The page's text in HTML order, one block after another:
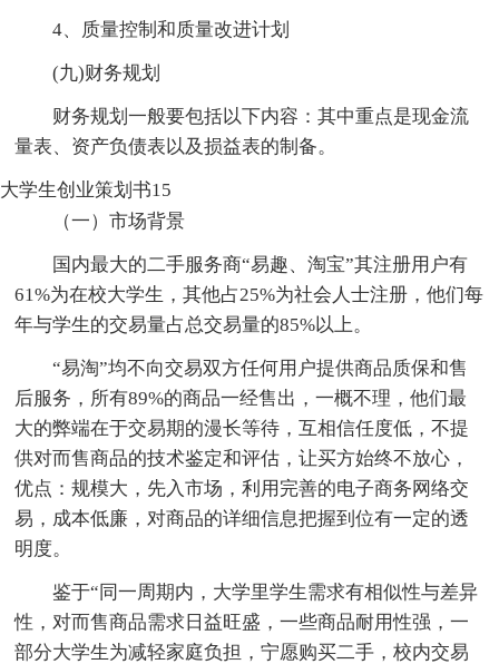
4、质量控制和质量改进计划
(九)财务规划
财务规划一般要包括以下内容：其中重点是现金流
量表、资产负债表以及损益表的制备。
大学生创业策划书15
（一）市场背景
国内最大的二手服务商“易趣、淘宝”其注册用户有
61%为在校大学生，其他占25%为社会人士注册，他们每
年与学生的交易量占总交易量的85%以上。
“易淘”均不向交易双方任何用户提供商品质保和售
后服务，所有89%的商品一经售出，一概不理，他们最
大的弊端在于交易期的漫长等待，互相信任度低，不提
供对而售商品的技术鉴定和评估，让买方始终不放心，
优点：规模大，先入市场，利用完善的电子商务网络交
易，成本低廉，对商品的详细信息把握到位有一定的透
明度。
鉴于“同一周期内，大学里学生需求有相似性与差异
性，对而售商品需求日益旺盛，一些商品耐用性强，一
部分大学生为减轻家庭负担，宁愿购买二手，校内交易